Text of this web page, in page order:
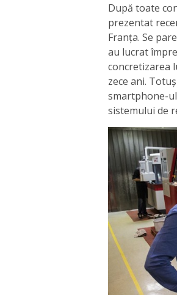
După toate
prezentat
Franța. Se
au lucrat
concretizarea
zece ani.
smartphone-
sistemului de